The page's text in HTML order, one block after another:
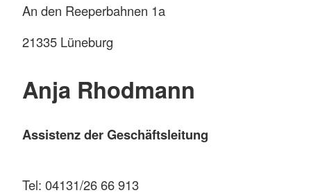
An den Reeperbahnen 1a
21335 Lüneburg
Anja Rhodmann
Assistenz der Geschäftsleitung
Tel: 04131/26 66 913